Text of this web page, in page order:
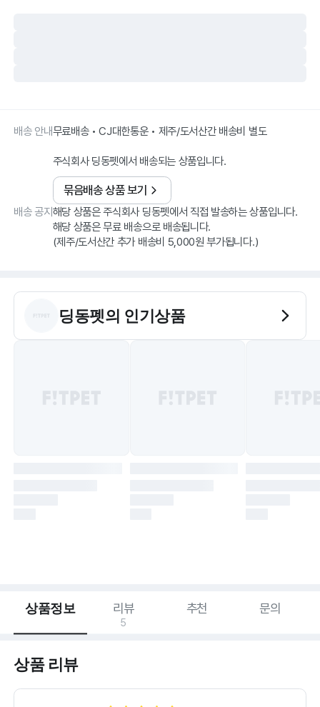
배송 안내무료배송 • CJ대한통운 • 제주/도서산간 배송비 별도
주식회사 딩동펫에서 배송되는 상품입니다.
묶음배송 상품 보기
배송 공지 해당 상품은 주식회사 딩동펫에서 직접 발송하는 상품입니다.
해당 상품은 무료 배송으로 배송됩니다.
(제주/도서산간 추가 배송비 5,000원 부가됩니다.)
딩동펫의 인기상품
상품정보 리뷰
5
추천 문의
상품 리뷰